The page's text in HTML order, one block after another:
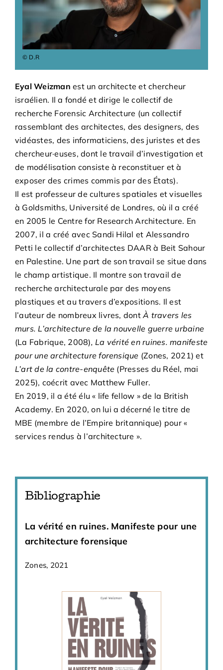
Bénévoles
Adhésions
Archives
Contact
© D.R
Eyal Weizman est un architecte et chercheur
israélien. Il a fondé et dirige le collectif de
recherche Forensic Architecture (un collectif
rassemblant des architectes, des designers, des
vidéastes, des informaticiens, des juristes et des
chercheur·euses, dont le travail d’investigation et
de modélisation consiste à reconstituer et à
exposer des crimes commis par des États).
Il est professeur de cultures spatiales et visuelles
à Goldsmiths, Université de Londres, où il a créé
en 2005 le Centre for Research Architecture. En
2007, il a créé avec Sandi Hilal et Alessandro
Petti le collectif d’architectes DAAR à Beit Sahour
en Palestine. Une part de son travail se situe dans
le champ artistique. Il montre son travail de
recherche architecturale par des moyens
plastiques et au travers d’expositions. Il est
l’auteur de nombreux livres, dontÀ travers les
murs. L’architecture de la nouvelle guerre urbaine
(La Fabrique, 2008), La vérité en ruines. manifeste
pour une architecture forensique (Zones, 2021) et
L’art de la contre-enquête (Presses du Réel, mai
2025), coécrit avec Matthew Fuller.
En 2019, il a été élu « life fellow » de la British
Academy. En 2020, on lui a décerné le titre de
MBE (membre de l’Empire britannique) pour «
services rendus à l’architecture ».
Bibliographie
La vérité en ruines. Manifeste pour une
architecture forensique
Zones, 2021
À travers les murs